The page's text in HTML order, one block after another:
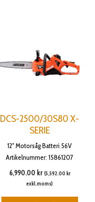
DCS-2500/30S80 X-
SERIE
12" Motorsåg Batteri 56V
Artikelnummer: 15861207
6,990.00 kr (5,592.00 kr
exkl.moms)